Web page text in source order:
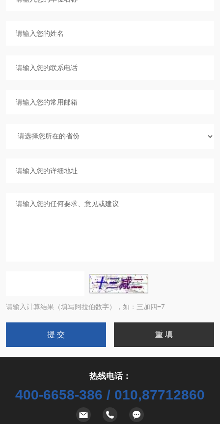
请输入计算结果（填写阿拉伯数字），如：三加四=7
热线电话：
400-6658-386 / 010,87712860